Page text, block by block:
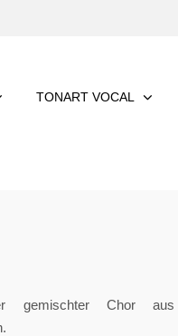
TONART VOCAL
Chor aus